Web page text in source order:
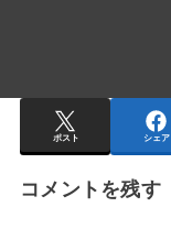
ポスト シェア
コメントを残す